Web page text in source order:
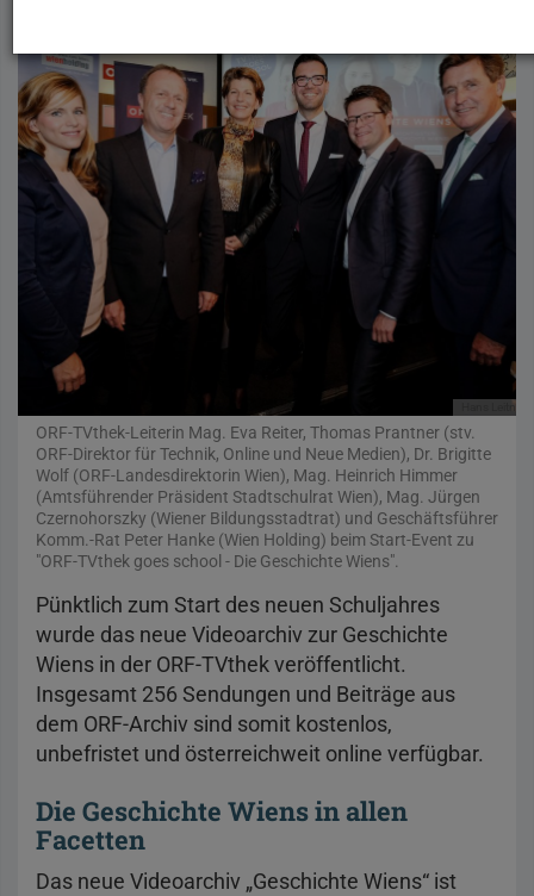
Hans Leitner
ORF-TVthek-Leiterin Mag. Eva Reiter, Thomas Prantner (stv.
ORF-Direktor für Technik, Online und Neue Medien), Dr. Brigitte
Wolf (ORF-Landesdirektorin Wien), Mag. Heinrich Himmer
(Amtsführender Präsident Stadtschulrat Wien), Mag. Jürgen
Czernohorszky (Wiener Bildungsstadtrat) und Geschäftsführer
Komm.-Rat Peter Hanke (Wien Holding) beim Start-Event zu
"ORF-TVthek goes school - Die Geschichte Wiens".
Pünktlich zum Start des neuen Schuljahres
wurde das neue Videoarchiv zur Geschichte
Wiens in der ORF-TVthek veröffentlicht.
Insgesamt 256 Sendungen und Beiträge aus
dem ORF-Archiv sind somit kostenlos,
unbefristet und österreichweit online verfügbar.
Die Geschichte Wiens in allen
Facetten
Das neue Videoarchiv „Geschichte Wiens“ ist